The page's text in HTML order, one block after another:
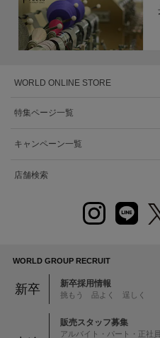
WORLD ONLINE STORE
特集ページ一覧
キャンペーン一覧
店舗検索
WORLD GROUP RECRUIT
新卒 新卒採用情報
挑もう 品よく 逞しく
販売スタッフ募集
アルバイト・パート・正社員